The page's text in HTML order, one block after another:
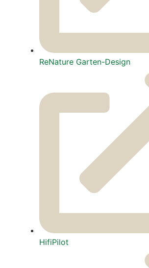
ReNa­tu­re Gar­ten-Design
Hifi­Pi­lot